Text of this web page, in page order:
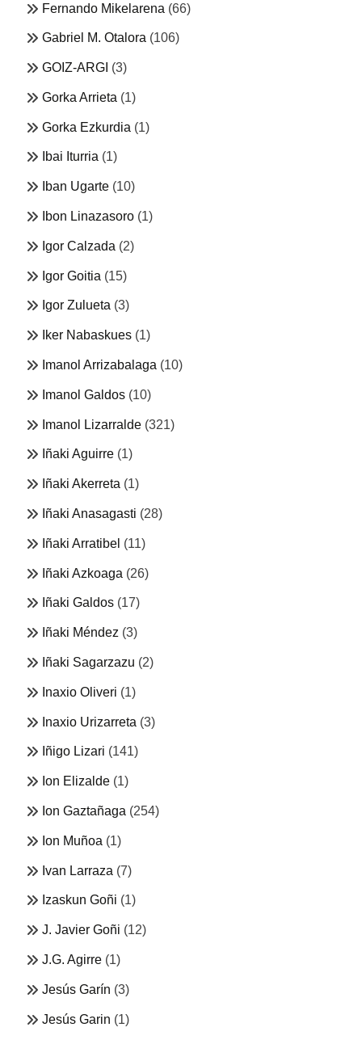
Fernando Mikelarena (66)
Gabriel M. Otalora (106)
GOIZ-ARGI (3)
Gorka Arrieta (1)
Gorka Ezkurdia (1)
Ibai Iturria (1)
Iban Ugarte (10)
Ibon Linazasoro (1)
Igor Calzada (2)
Igor Goitia (15)
Igor Zulueta (3)
Iker Nabaskues (1)
Imanol Arrizabalaga (10)
Imanol Galdos (10)
Imanol Lizarralde (321)
Iñaki Aguirre (1)
Iñaki Akerreta (1)
Iñaki Anasagasti (28)
Iñaki Arratibel (11)
Iñaki Azkoaga (26)
Iñaki Galdos (17)
Iñaki Méndez (3)
Iñaki Sagarzazu (2)
Inaxio Oliveri (1)
Inaxio Urizarreta (3)
Iñigo Lizari (141)
Ion Elizalde (1)
Ion Gaztañaga (254)
Ion Muñoa (1)
Ivan Larraza (7)
Izaskun Goñi (1)
J. Javier Goñi (12)
J.G. Agirre (1)
Jesús Garín (3)
Jesús Garin (1)